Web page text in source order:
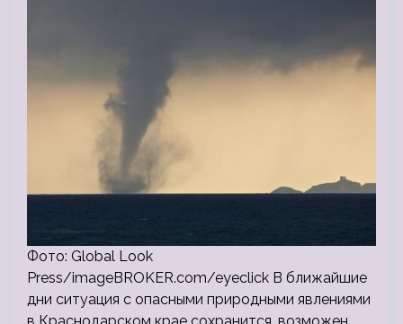
Фото: Global Look
Press/imageBROKER.com/eyeclick В ближайшие
дни ситуация с опасными природными явлениями